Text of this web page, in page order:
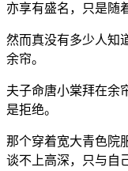
亦享有盛名，只是随
然而真没有多少人知
余帘。
夫子命唐小棠拜在余
是拒绝。
那个穿着宽大青色院
谈不上高深，只与自